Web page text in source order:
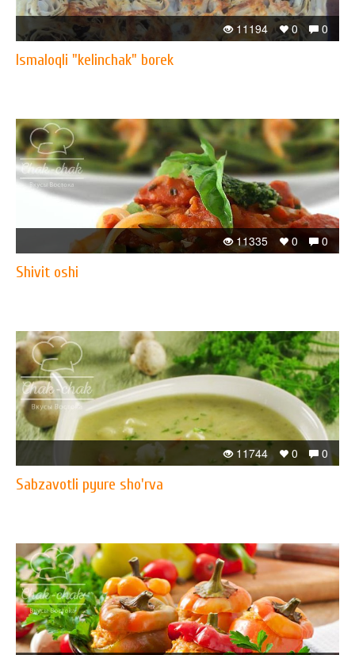
0
0
11194
Ismaloqli "kelinchak" borek
0
0
11335
Shivit oshi
0
0
11744
Sabzavotli pyure sho'rva